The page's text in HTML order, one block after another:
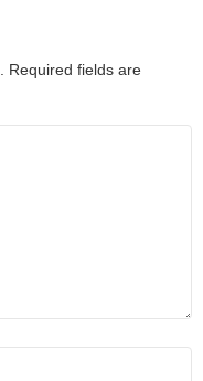
Required fields are